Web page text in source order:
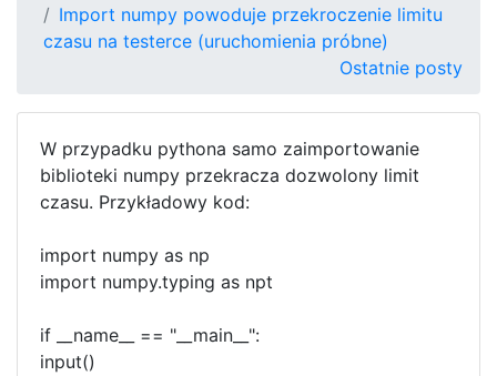
Import numpy powoduje przekroczenie limitu
czasu na testerce (uruchomienia próbne)
Ostatnie posty
W przypadku pythona samo zaimportowanie
biblioteki numpy przekracza dozwolony limit
czasu. Przykładowy kod:
import numpy as np
import numpy.typing as npt
if __name__ == "__main__":
input()